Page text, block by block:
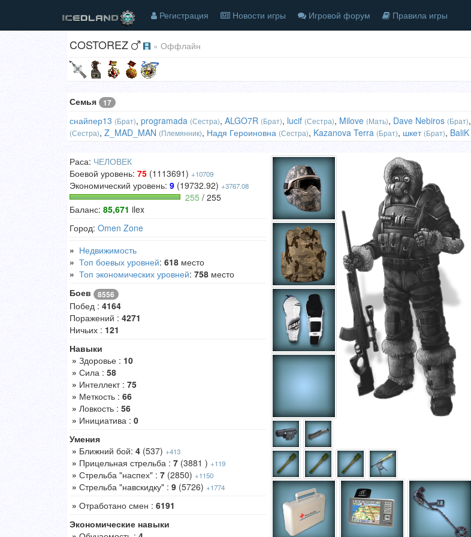
Регистрация Новости игры Игровой форум Правила игры
COSTOREZ » Оффлайн
Семья 17
снайпер13 (Брат), programada (Сестра), ALGO7R (Брат), lucif (Сестра), Milove (Мать), Dave Nebiros (Брат),
(Сестра), Z_MAD_MAN (Племянник), Надя Героиновна (Сестра), Kazanova Terra (Брат), шкет (Брат), BaliK
Раса: ЧЕЛОВЕК
Боевой уровень: 75 (1113691) +10709
Экономический уровень: 9 (19732.92) +3767.08
255 / 255
Баланс: 85,671 ilex
Город: Omen Zone
» Недвижимость
» Топ боевых уровней: 618 место
» Топ экономических уровней: 758 место
Боев
8556
Побед : 4164
Поражений : 4271
Ничьих : 121
Навыки
» Здоровье : 10
» Сила : 58
» Интеллект : 75
» Меткость : 66
» Ловкость : 56
» Инициатива : 0
Умения
» Ближний бой: 4 (537) +413
» Прицельная стрельба : 7 (3881 ) +119
» Стрельба "наспех" : 7 (2850) +1150
» Стрельба "навскидку" : 9 (5726) +1774
» Отработано смен : 6191
Экономические навыки